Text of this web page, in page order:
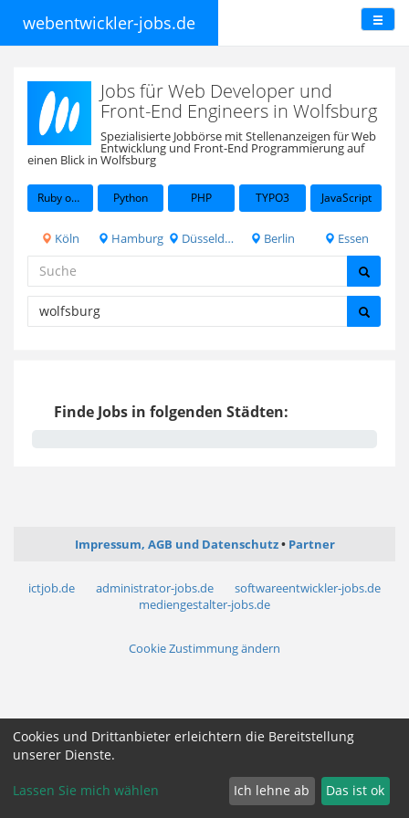
webentwickler-jobs.de
Jobs für Web Developer und
Front-End Engineers in Wolfsburg
Spezialisierte Jobbörse mit Stellenanzeigen für Web
Entwicklung und Front-End Programmierung auf
einen Blick in Wolfsburg
Ruby on Rails Python PHP TYPO3 JavaScript
Köln Hamburg Düsseldorf Berlin Essen
Finde Jobs in folgenden Städten:
Impressum, AGB und Datenschutz Partner
ictjob.de administrator-jobs.de
softwareentwickler-jobs.de
mediengestalter-jobs.de
Cookie Zustimmung ändern
Cookies und Drittanbieter erleichtern die Bereitstellung
unserer Dienste.
Lassen Sie mich wählen Ich lehne ab Das ist ok